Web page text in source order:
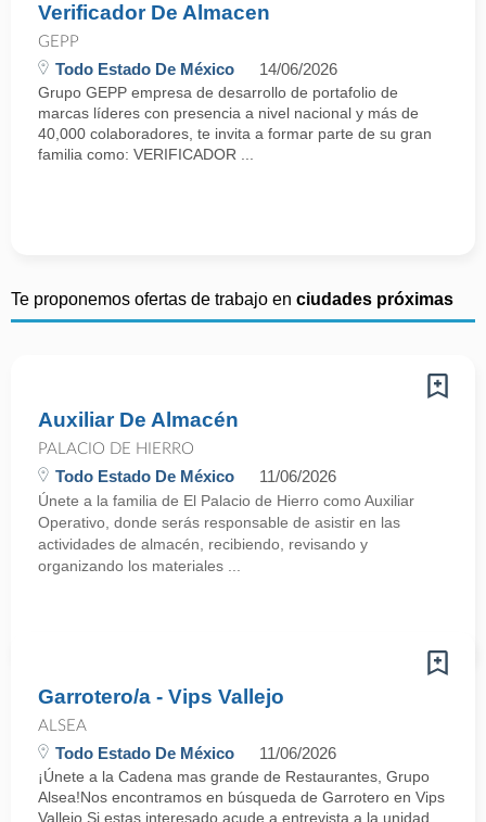
Verificador De Almacen
GEPP
Todo Estado De México 14/06/2026
Grupo GEPP empresa de desarrollo de portafolio de
marcas líderes con presencia a nivel nacional y más de
40,000 colaboradores, te invita a formar parte de su gran
familia como: VERIFICADOR ...
Te proponemos ofertas de trabajo en ciudades próximas
Auxiliar De Almacén
PALACIO DE HIERRO
Todo Estado De México 11/06/2026
Únete a la familia de El Palacio de Hierro como Auxiliar
Operativo, donde serás responsable de asistir en las
actividades de almacén, recibiendo, revisando y
organizando los materiales ...
Garrotero/a - Vips Vallejo
ALSEA
Todo Estado De México 11/06/2026
¡Únete a la Cadena mas grande de Restaurantes, Grupo
Alsea!Nos encontramos en búsqueda de Garrotero en Vips
Vallejo Si estas interesado acude a entrevista a la unidad